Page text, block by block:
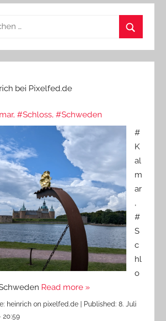
bei Pixelfed.de
#Schloss, #Schweden
#
K
al
m
ar
,
#
S
c
hl
o
Read more »
heinrich on pixelfed.de | Published:8. Juli
20:59